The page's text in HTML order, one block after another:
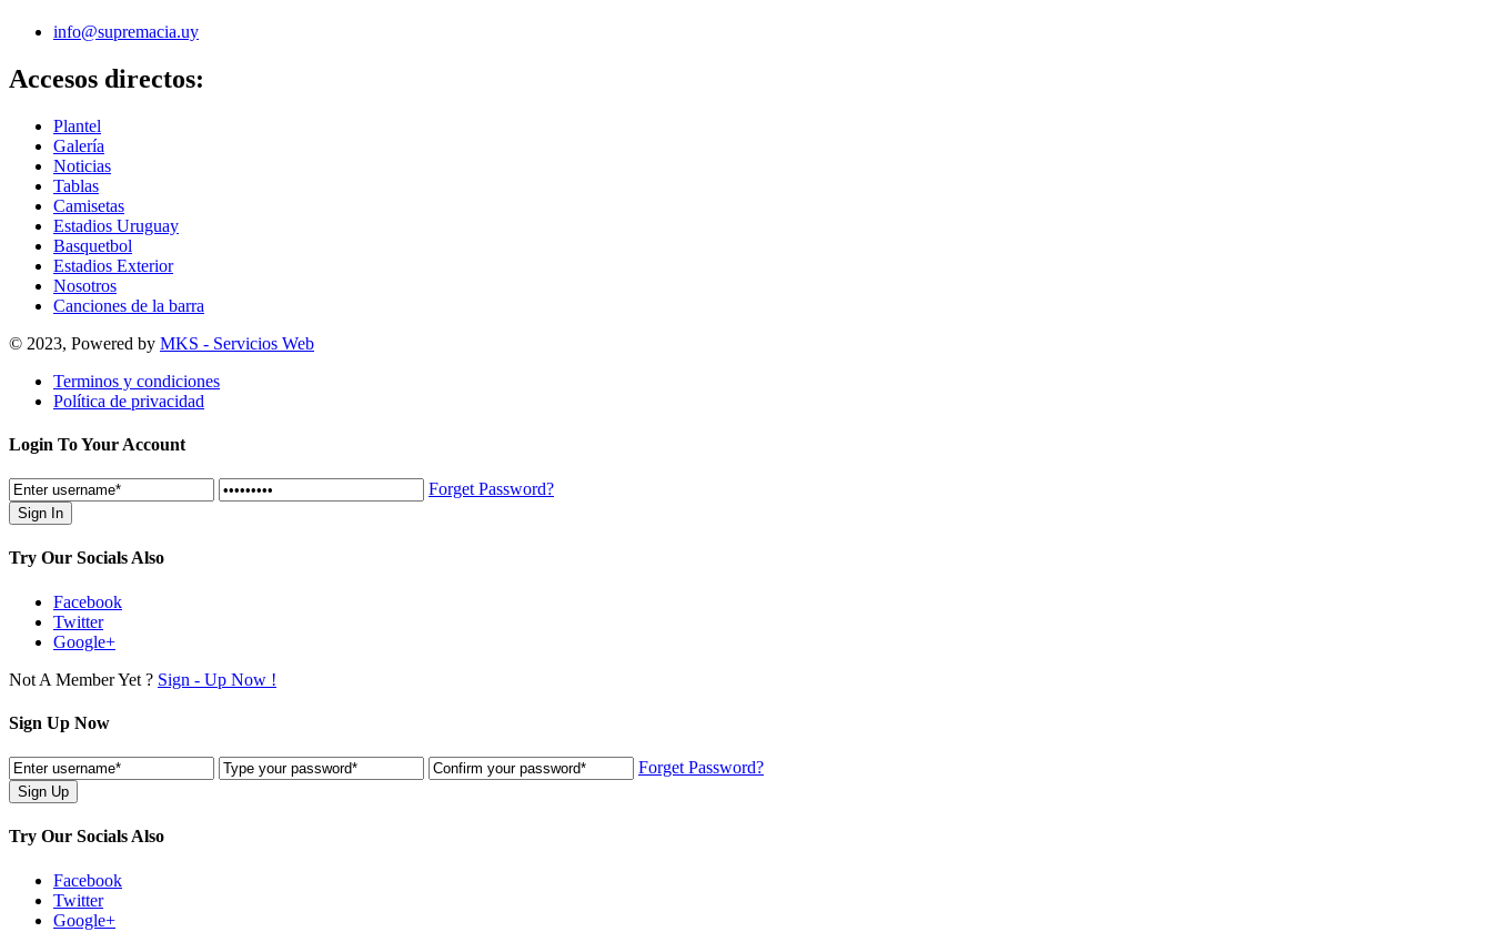
info@supremacia.uy
Accesos directos:
Plantel
Galería
Noticias
Tablas
Camisetas
Estadios Uruguay
Basquetbol
Estadios Exterior
Nosotros
Canciones de la barra
© 2023, Powered by MKS - Servicios Web
Terminos y condiciones
Política de privacidad
Login To Your Account
Forget Password?
Try Our Socials Also
Facebook
Twitter
Google+
Not A Member Yet ? Sign - Up Now !
Sign Up Now
Forget Password?
Try Our Socials Also
Facebook
Twitter
Google+